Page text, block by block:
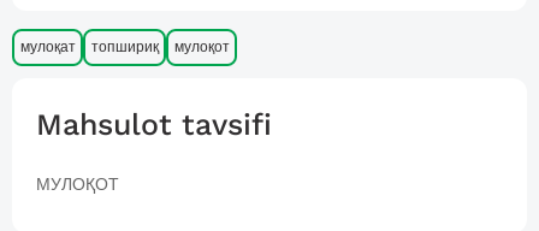
мулоқат топшириқ мулоқот
Mahsulot tavsifi
МУЛОҚОТ